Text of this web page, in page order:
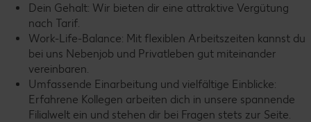
Dein Gehalt: Wir bieten dir eine attraktive Vergütung
nach Tarif.
Work-Life-Balance: Mit flexiblen Arbeitszeiten kannst du
bei uns Nebenjob und Privatleben gut miteinander
vereinbaren.
Umfassende Einarbeitung und vielfältige Einblicke:
Erfahrene Kollegen arbeiten dich in unsere spannende
Filialwelt ein und stehen dir bei Fragen stets zur Seite.